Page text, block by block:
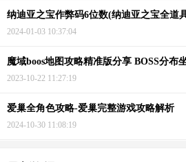
纳迪亚之宝作弊码6位数(纳迪亚之宝全道
2024-01-03 10:37:04
魔域boos地图攻略精准版分享 BOSS分布
2023-10-22 11:27:19
爱巢全角色攻略-爱巢完整游戏攻略解析
2024-10-30 11:08:19